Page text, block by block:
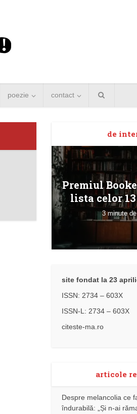
poezie contact
de
Premiul
lista celor
3 minute
site fondat la 23
ISSN: 2734 – 603X
ISSN-L: 2734 – 603X
citeste-ma.ro
articole
Despre melancolia ce
îndurabilă: „Și n-ai